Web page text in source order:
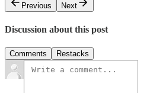
Previous
Next
Discussion about this post
Comments Restacks